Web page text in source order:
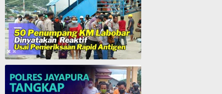
50 Penumpang KM. Labobar Dinyatakan Reaktif Usai Pemeriksaan Rapid Antigen